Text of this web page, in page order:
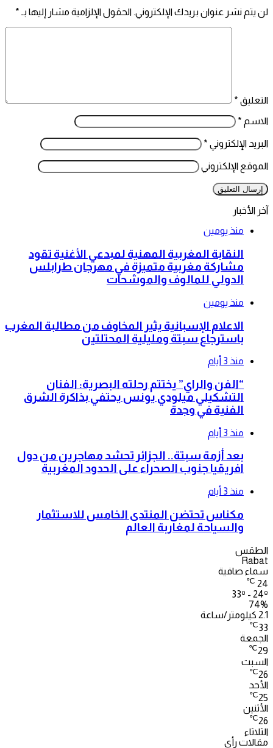
لن يتم نشر عنوان بريدك الإلكتروني.الحقول الإلزامية مشار إليها بـ *
التعليق *
الاسم *
البريد الإلكتروني *
الموقع الإلكتروني
آخر الأخبار
منذ يومين
النقابة المغربية المهنية لمبدعي الأغنية تقود
مشاركة مغربية متميزة في مهرجان طرابلس
الدولي للمالوف والموشحات
منذ يومين
الاعلام الإسبانية يثير المخاوف من مطالبة المغرب
باسترجاع سبتة ومليلية المحتلتين
منذ 3 أيام
“الفن والراي” يختتم رحلته البصرية: الفنان
التشكيلي ميلودي يونس يحتفي بذاكرة الشرق
الفنية في وجدة
منذ 3 أيام
بعد أزمة سبتة.. الجزائر تحشد مهاجرين من دول
افريقيا جنوب الصحراء على الحدود المغربية
منذ 3 أيام
مكناس تحتضن المنتدى الخامس للاستثمار
والسياحة لمغاربة العالم
الطقس
Rabat
سماء صافية
24
℃
33º - 24º
74%
2.1 كيلومتر/ساعة
33
℃
الجمعة
29
℃
السبت
26
℃
الأحد
25
℃
الأثنين
26
℃
الثلاثاء
مقالات رأي